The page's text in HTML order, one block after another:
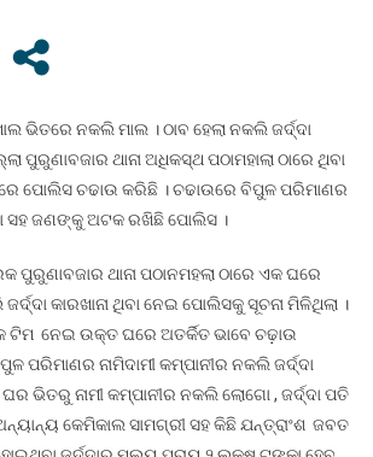
ଜଣେ
ଅଟକ
ନକଲି ମାଲ । ଠାବ ହେଲା ନକଲି ଜର୍ଦ୍ଦା
ପୁରୁଣାବଜାର ଥାନା ଅଧିକସ୍ଥ ପଠାମହାଲା ଠାରେ ଥିବା
ପୋଲିସ ଚଢାଉ କରିଛି । ଚଢାଉରେ ବିପୁଳ ପରିମାଣର
ସହ ଜଣଙ୍କୁ ଅଟକ ରଖିଛି ପୋଲିସ ।
ପୁରୁଣାବଜାର ଥାନା ପଠାନମହଲା ଠାରେ ଏକ ଘରେ
କାରଖାନା ଥିବା ନେଇ ପୋଲିସକୁ ସୂଚନା ମିଳିଥିଲା ।
ନେଇ ଉକ୍ତ ଘରେ ଅତର୍କିତ ଭାବେ ଚଢ଼ାଉ
ପରିମାଣର ନାମିଦାମୀ କମ୍ପାନୀର ନକଲି ଜର୍ଦ୍ଦା
ଭିତରୁ ନାମୀ କମ୍ପାନୀର ନକଲି ଲୋଗୋ , ଜର୍ଦ୍ଦା ପତି
କେମିକାଲ ସାମଗ୍ରୀ ସହ କିଛି ଯନ୍ତ୍ରାଂଶ ଜବତ